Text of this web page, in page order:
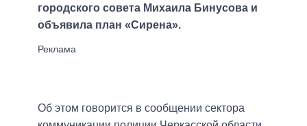
городского совета Михаила Бинусова и
объявила план «Сирена».
Об этом говорится в сообщении сектора